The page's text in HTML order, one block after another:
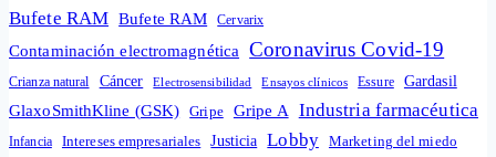
Bufete RAM Bufete RAM Cervarix
Contaminación electromagnética Coronavirus Covid-19
Crianza natural Cáncer Electrosensibilidad Ensayos clínicos Essure Gardasil
GlaxoSmithKline (GSK) Gripe Gripe A Industria farmacéutica
Infancia Intereses empresariales Justicia Lobby Marketing del miedo